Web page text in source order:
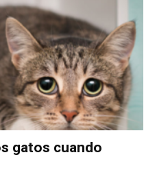
gatos cuando